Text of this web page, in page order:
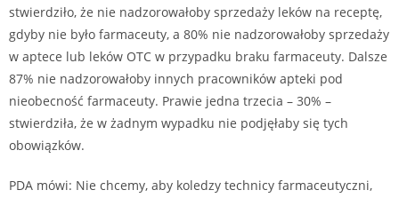
stwierdziło, że nie nadzorowałoby sprzedaży leków na receptę,
gdyby nie było farmaceuty, a 80% nie nadzorowałoby sprzedaży
w aptece lub leków OTC w przypadku braku farmaceuty. Dalsze
87% nie nadzorowałoby innych pracowników apteki pod
nieobecność farmaceuty. Prawie jedna trzecia – 30% –
stwierdziła, że w żadnym wypadku nie podjęłaby się tych
obowiązków.
PDA mówi: Nie chcemy, aby koledzy technicy farmaceutyczni,